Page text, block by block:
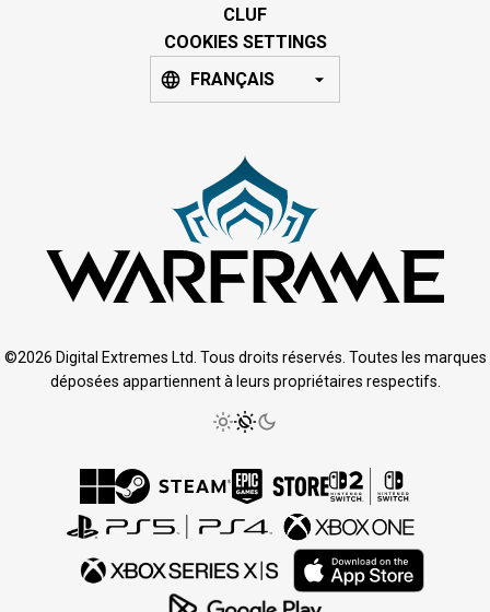
CLUF
COOKIES SETTINGS
FRANÇAIS
©2026 Digital Extremes Ltd. Tous droits réservés. Toutes les marques
déposées appartiennent à leurs propriétaires respectifs.